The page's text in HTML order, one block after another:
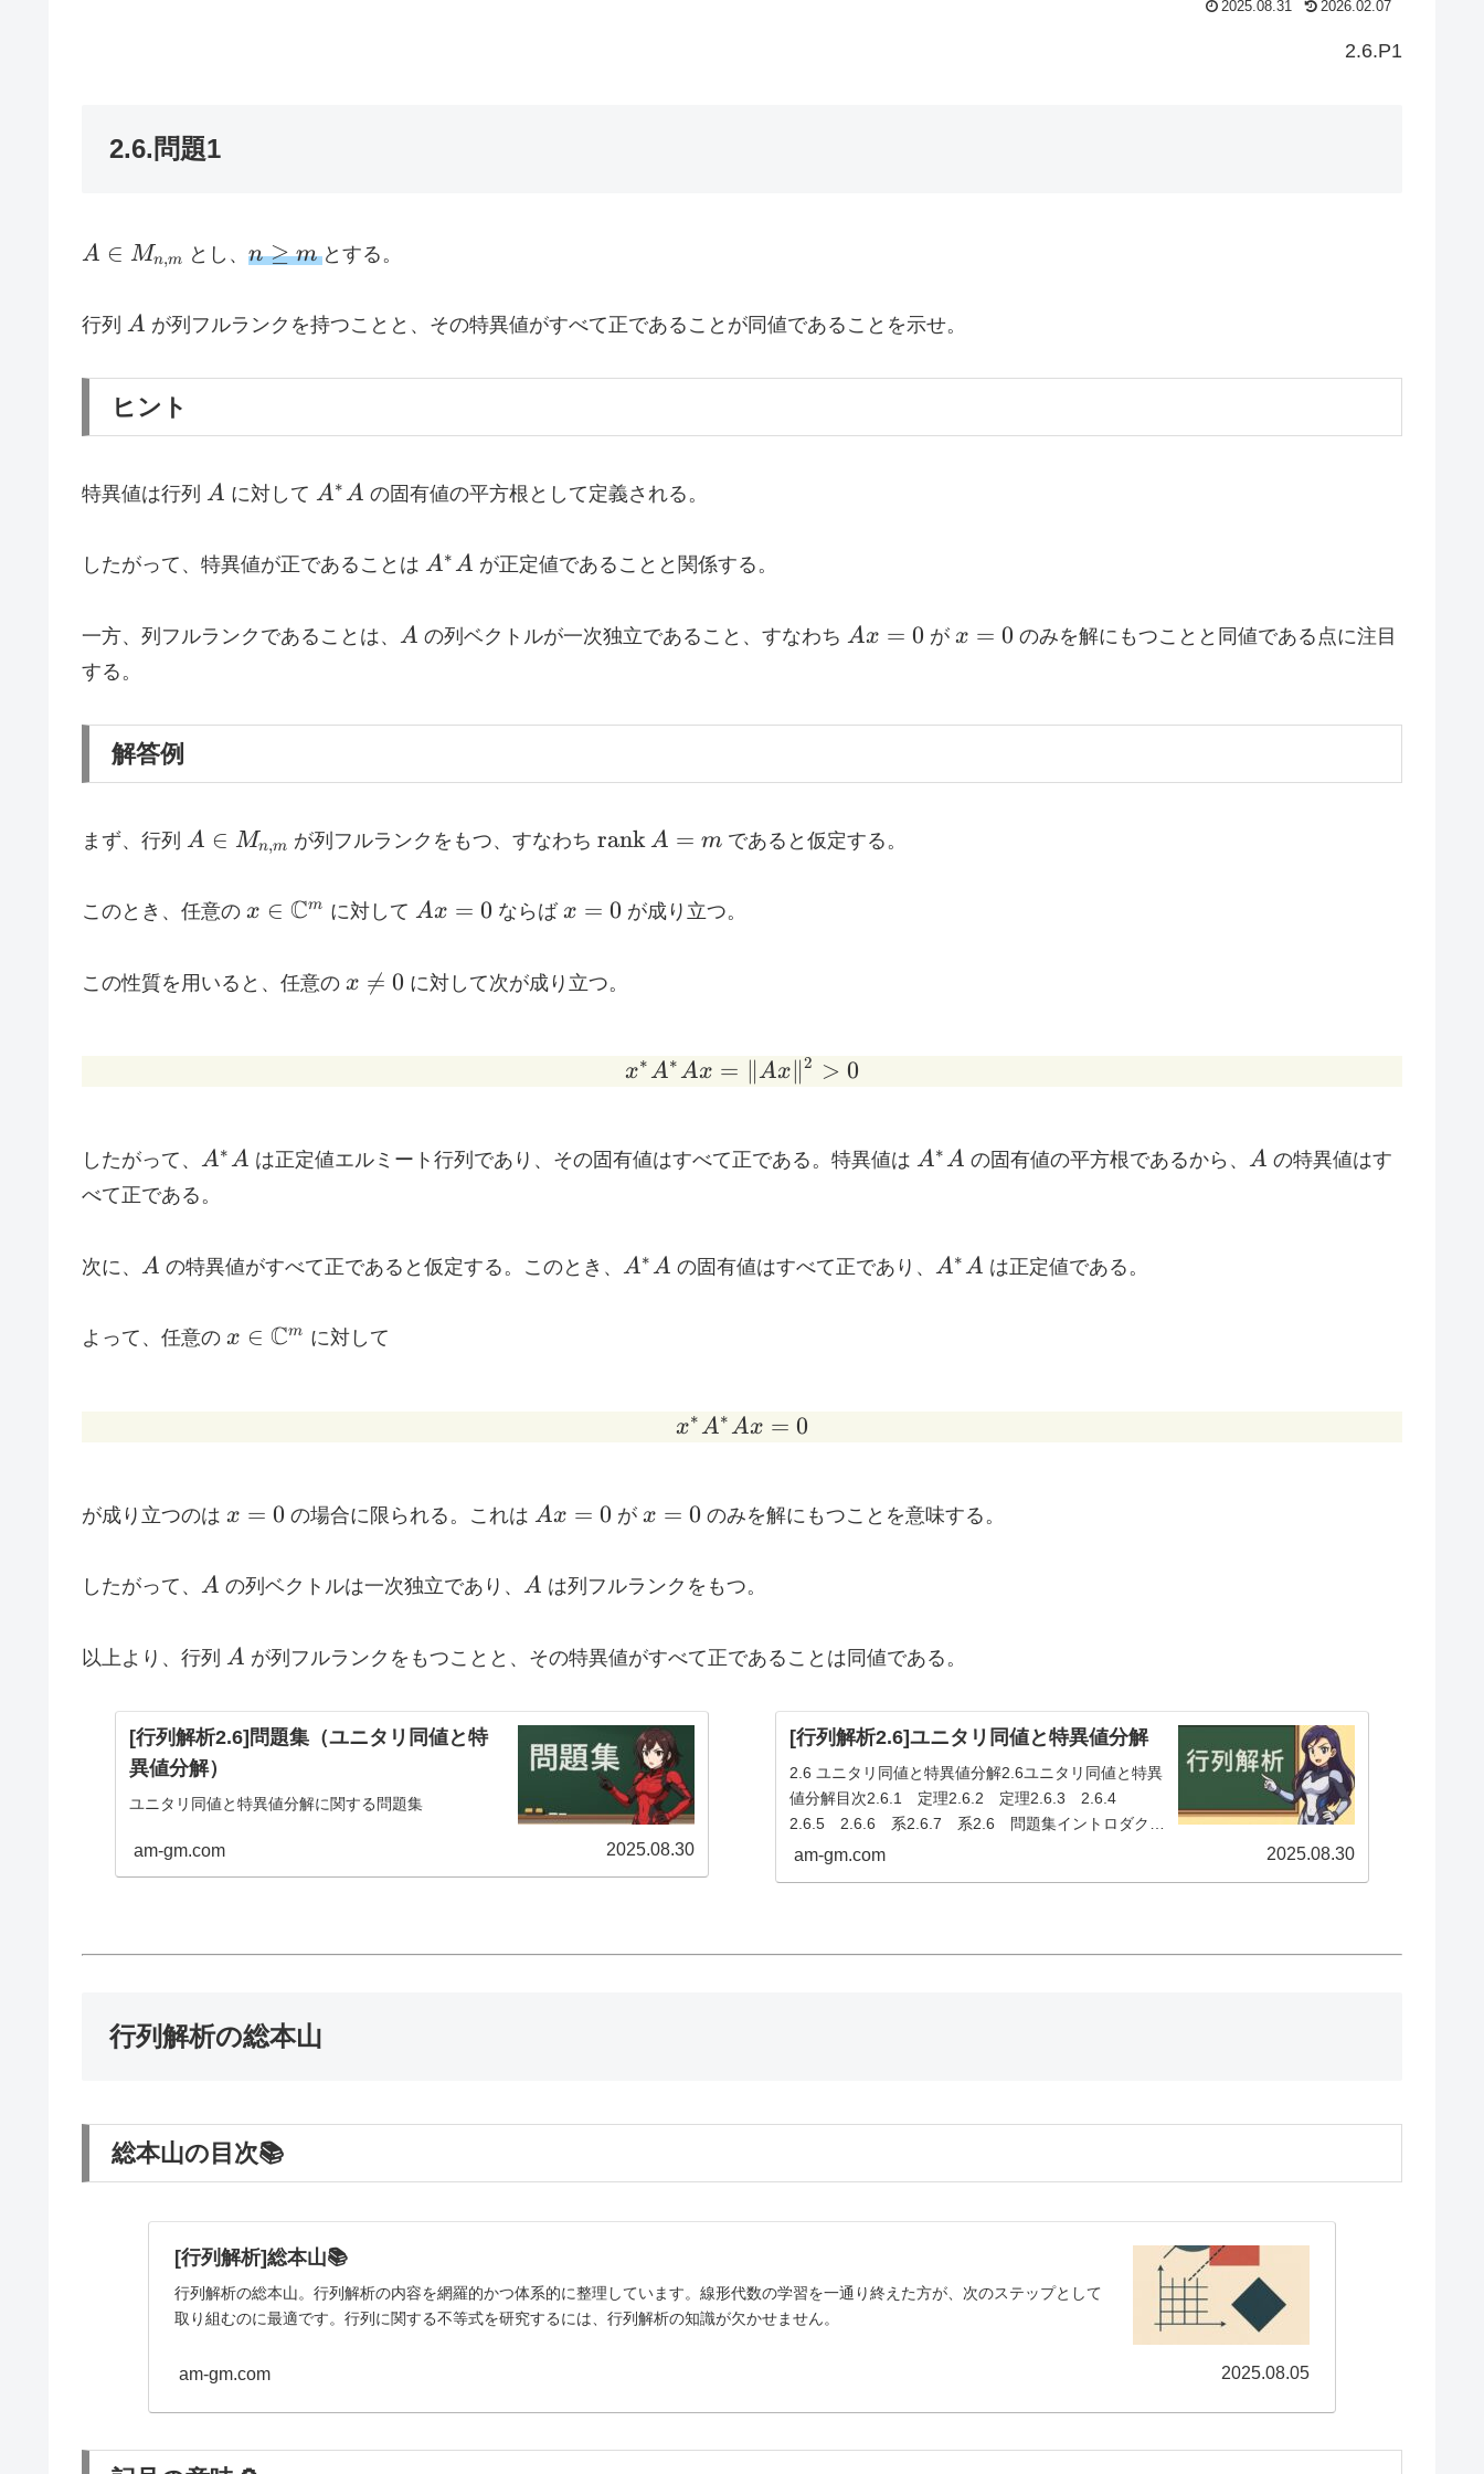
2025.08.31 2026.02.07
2.6.P1
2.6.問題1
A \in
A ∈ Mn,m とし、n
n ≥ m とする。
行列 A
A が列フルランクを持つことと、その特異値がすべて正であることが同値であることを示せ。
ヒント
特異値は行列 A
A に対して A^{*}A
A∗A の固有値の平方根として定義される。
したがって、特異値が正であることは A^{*}A
A∗A が正定値であることと関係する。
一方、列フルランクであることは、 A
A の列ベクトルが一次独立であること、すなわち A
0
Ax = 0 がx
x = 0 のみを解にもつことと同値である点に注目
する。
解答例
まず、行列
A \in
A ∈ Mn,m が列フルランクをもつ、すなわち\operatorname{rank}
rankA = m であると仮定する。
このとき、任意の x \in
x ∈ Cm に対してA
0
Ax = 0 ならばx
x = 0 が成り立つ。
この性質を用いると、任意の x
x 
= 0 に対して次が成り立つ。
x^{*} A^{*} A x = \| A x \|^{2} > 0
x∗A∗Ax = ∥Ax∥2 > 0
したがって、 A^{*}A
A∗A は正定値エルミート行列であり、その固有値はすべて正である。特異値は A^{*}A
A∗A の固有値の平方根であるから、 A
A の特異値はす
べて正である。
次に、 A
A の特異値がすべて正であると仮定する。このとき、 A^{*}A
A∗A の固有値はすべて正であり、 A^{*}A
A∗A は正定値である。
よって、任意の x \in
x ∈ Cm に対して
x^{*} A^{*} A x = 0
x∗A∗Ax = 0
が成り立つのは x
x = 0 の場合に限られる。これは A
=
0
Ax = 0 がx
x = 0 のみを解にもつことを意味する。
したがって、 A
A の列ベクトルは一次独立であり、 A
A は列フルランクをもつ。
以上より、行列 A
A が列フルランクをもつことと、その特異値がすべて正であることは同値である。
[行列解析2.6]問題集（ユニタリ同値と特
異値分解）
ユニタリ同値と特異値分解に関する問題集
am-gm.com 2025.08.30
[行列解析2.6]ユニタリ同値と特異値分解
2.6 ユニタリ同値と特異値分解2.6ユニタリ同値と特異
値分解目次2.6.1 定理2.6.2 定理2.6.3 2.6.4
2.6.5 2.6.6 系2.6.7 系2.6 問題集イントロダクシ
ョンある行列
am-gm.com 2025.08.30
行列解析の総本山
総本山の目次📚
[行列解析]総本山📚
行列解析の総本山。行列解析の内容を網羅的かつ体系的に整理しています。線形代数の学習を一通り終えた方が、次のステップとして
取り組むのに最適です。行列に関する不等式を研究するには、行列解析の知識が欠かせません。
am-gm.com 2025.08.05